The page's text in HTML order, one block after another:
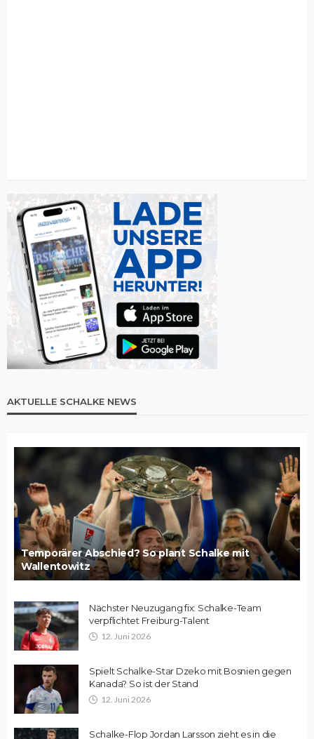
AKTUELLE SCHALKE NEWS
Temporärer Abschied? So plant Schalke mit
Wallentowitz
Nächster Neuzugang fix: Schalke-Team
verpflichtet Freiburg-Talent
12. Juni 2026
Spielt Schalke-Star Dzeko mit Bosnien gegen
Kanada? So ist der Stand
12. Juni 2026
Schalke-Flop Jordan Larsson zieht es in die